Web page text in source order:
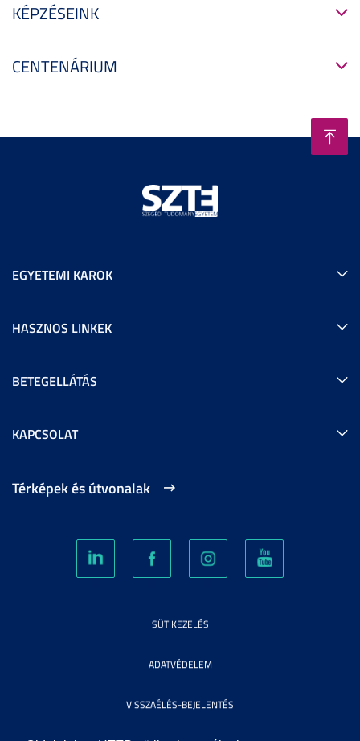
KÉPZÉSEINK
CENTENÁRIUM
EGYETEMI KAROK
HASZNOS LINKEK
BETEGELLÁTÁS
KAPCSOLAT
Térképek és útvonalak
SÜTIKEZELÉS
ADATVÉDELEM
VISSZAÉLÉS-BEJELENTÉS